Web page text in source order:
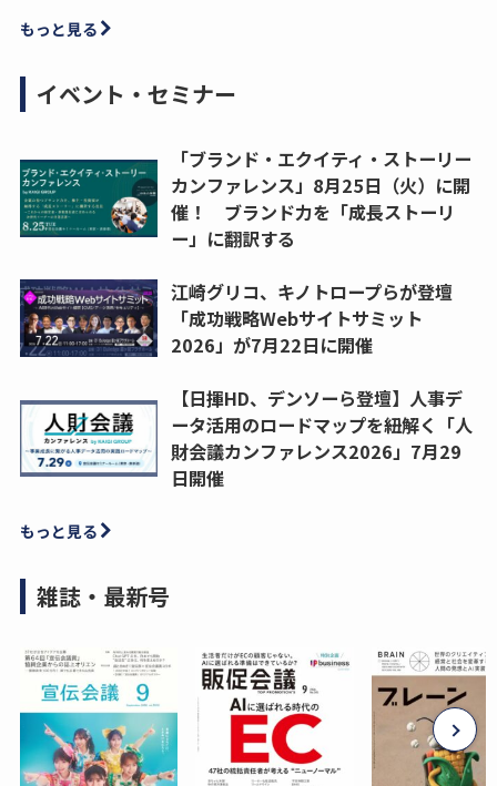
もっと見る
イベント・セミナー
「ブランド・エクイティ・ストーリー
カンファレンス」8月25日（火）に開
催！ ブランド力を「成長ストーリ
ー」に翻訳する
江崎グリコ、キノトロープらが登壇
「成功戦略Webサイトサミット
2026」が7月22日に開催
【日揮HD、デンソーら登壇】人事デ
ータ活用のロードマップを紐解く「人
財会議カンファレンス2026」7月29
日開催
もっと見る
雑誌・最新号